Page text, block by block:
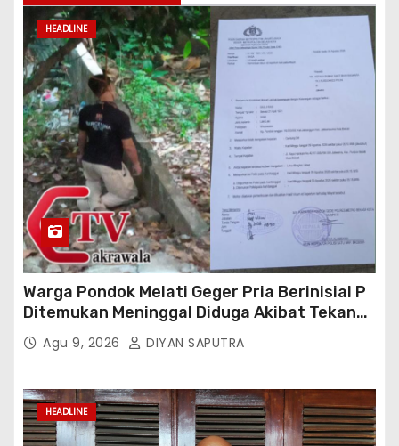
HEADLINE
Warga Pondok Melati Geger Pria Berinisial P
Ditemukan Meninggal Diduga Akibat Tekanan
Hutang
Agu 9, 2026 DIYAN SAPUTRA
HEADLINE